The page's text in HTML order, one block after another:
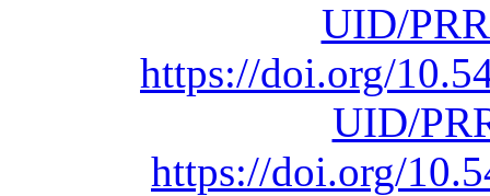
UID/
https://doi.org/
UID/
https://doi.org/